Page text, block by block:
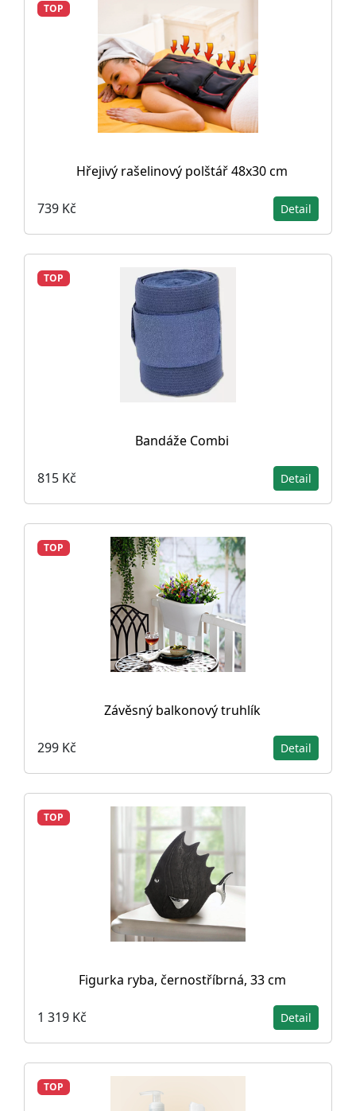
TOP
Hřejivý rašelinový polštář 48x30 cm
739 Kč Detail
TOP
Bandáže Combi
815 Kč Detail
TOP
Závěsný balkonový truhlík
299 Kč Detail
TOP
Figurka ryba, černostříbrná, 33 cm
1 319 Kč Detail
TOP